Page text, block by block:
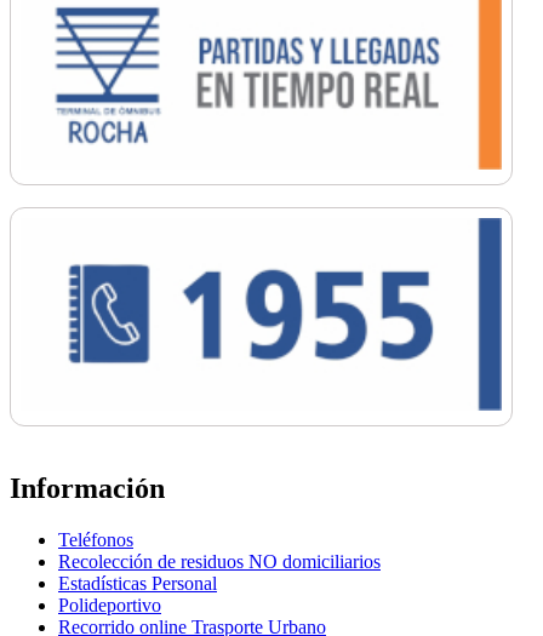
Información
Teléfonos
Recolección de residuos NO domiciliarios
Estadísticas Personal
Polideportivo
Recorrido online Trasporte Urbano